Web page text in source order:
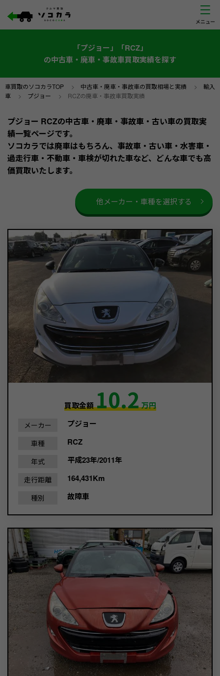
「プジョー」「RCZ」
の中古車・廃車・事故車買取実績を探す
車買取のソコカラTOP > 中古車・廃車・事故車の買取相場と実績 > 輸入
車 > プジョー > RCZの廃車・事故車買取実績
プジョー RCZの中古車・廃車・事故車・古い車の買取実
績一覧ページです。
ソコカラでは廃車はもちろん、事故車・古い車・水害車・
過走行車・不動車・車検が切れた車など、どんな車でも高
価買取いたします。
他メーカー・車種を選択する
買取金額10.2万円
メーカー プジョー
車種 RCZ
年式 平成23年/2011年
走行距離 164,431Km
種別 故障車